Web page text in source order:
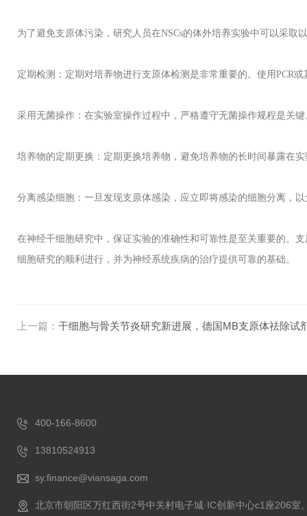
为了避免支原体污染，研究人员在NSCs的体外培养实验中可以采取
定期检测：定期对培养物进行支原体检测是非常重要的。使用PCR或
采用无菌操作：在实验室操作过程中，严格遵守无菌操作规程是关
培养物的定期更换：定期更换培养物，避免培养物的长时间暴露在
分离感染细胞：一旦发现支原体感染，应立即将感染的细胞分离，
在神经干细胞研究中，保证实验的准确性和可靠性是至关重要的。
细胞研究的顺利进行，并为神经系统疾病的治疗提供可靠的基础。
上一篇： 干细胞与骨关节炎研究新进展，德国MB支原体祛除试
400-166-8600
13810524913
sy.finance@viansaga.com
北京市朝阳区万红西街2号中关村电子城·IC创新中心c1座206室